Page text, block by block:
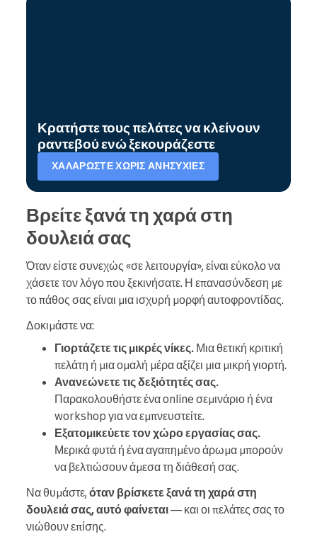
Κρατήστε τους πελάτες να κλείνουν
ραντεβού ενώ ξεκουράζεστε
ΧΑΛΑΡΏΣΤΕ ΧΩΡΊΣ ΑΝΗΣΥΧΊΕΣ
Βρείτε ξανά τη χαρά στη
δουλειά σας
Όταν είστε συνεχώς «σε λειτουργία», είναι εύκολο να
χάσετε τον λόγο που ξεκινήσατε. Η επανασύνδεση με
το πάθος σας είναι μια ισχυρή μορφή αυτοφροντίδας.
Δοκιμάστε να:
Γιορτάζετε τις μικρές νίκες. Μια θετική κριτική
πελάτη ή μια ομαλή μέρα αξίζει μια μικρή γιορτή.
Ανανεώνετε τις δεξιότητές σας.
Παρακολουθήστε ένα online σεμινάριο ή ένα
workshop για να εμπνευστείτε.
Εξατομικεύετε τον χώρο εργασίας σας.
Μερικά φυτά ή ένα αγαπημένο άρωμα μπορούν
να βελτιώσουν άμεσα τη διάθεσή σας.
Να θυμάστε, όταν βρίσκετε ξανά τη χαρά στη
δουλειά σας, αυτό φαίνεται— και οι πελάτες σας το
νιώθουν επίσης.